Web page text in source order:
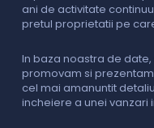
ani de activitate
pretul proprietatii pe
In baza noastra de
promovam si
cel mai amanuntit
incheiere a unei vanzari